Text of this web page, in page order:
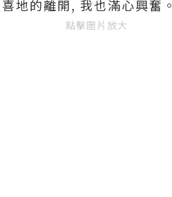
地的離開, 我也滿心興奮。
點擊圖片放大